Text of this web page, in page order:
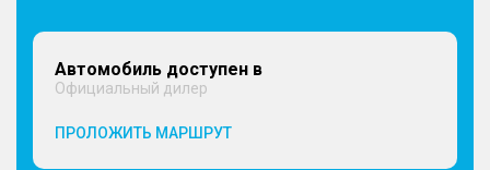
Автомобиль доступен в
Официальный дилер
ПРОЛОЖИТЬ МАРШРУТ